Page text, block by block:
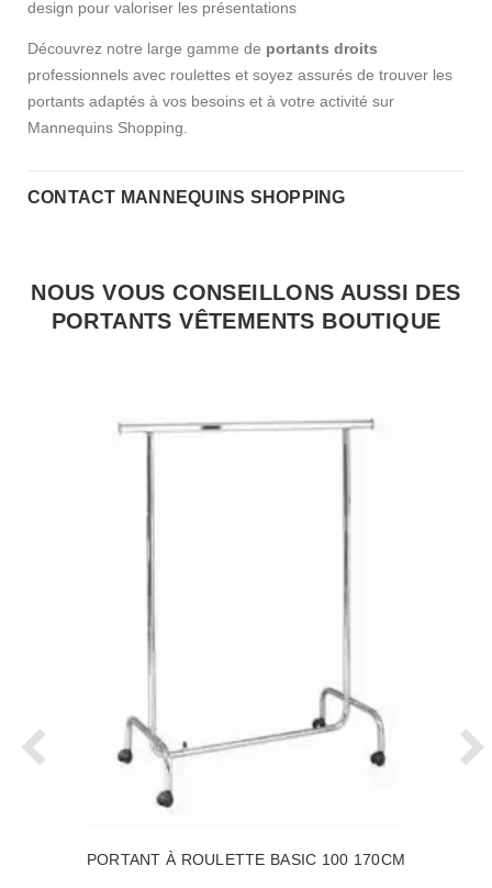
design pour valoriser les présentations
Découvrez notre large gamme de portants droits
professionnels avec roulettes et soyez assurés de trouver les
portants adaptés à vos besoins et à votre activité sur
Mannequins Shopping.
CONTACT MANNEQUINS SHOPPING
NOUS VOUS CONSEILLONS AUSSI DES
PORTANTS VÊTEMENTS BOUTIQUE
PORTANT À ROULETTE BASIC 100 170CM